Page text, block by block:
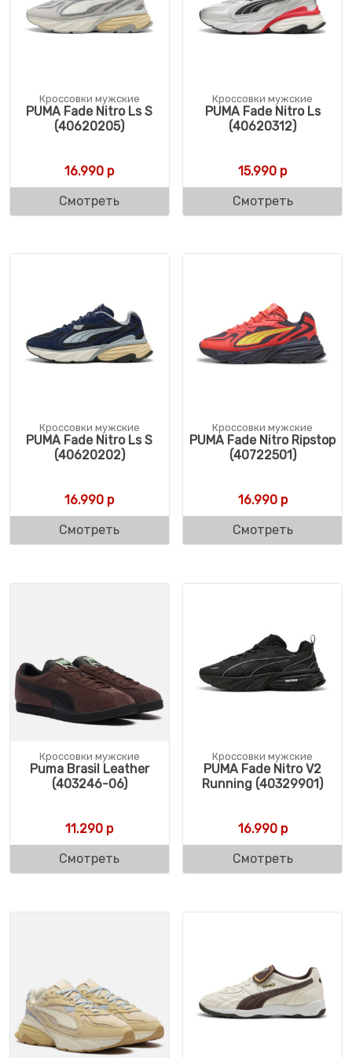
Кроссовки мужские
PUMA Fade Nitro Ls S
(40620205)
16.990 р
Смотреть
Кроссовки мужские
PUMA Fade Nitro Ls
(40620312)
15.990 р
Смотреть
Кроссовки мужские
PUMA Fade Nitro Ls S
(40620202)
16.990 р
Смотреть
Кроссовки мужские
PUMA Fade Nitro Ripstop
(40722501)
16.990р
Смотреть
Кроссовки мужские
Puma Brasil Leather
(403246-06)
11.290 р
Смотреть
Кроссовки мужские
PUMA Fade Nitro V2
Running (40329901)
16.990р
Смотреть